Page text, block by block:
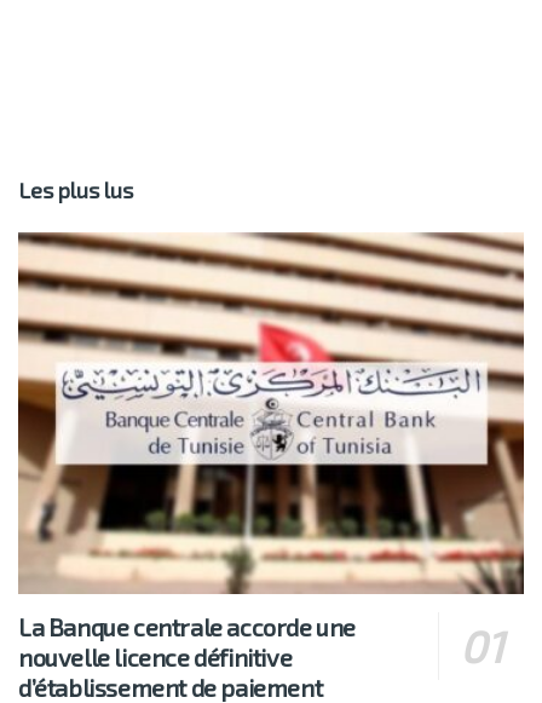
Les plus lus
La Banque centrale accorde une
nouvelle licence définitive
d’établissement de paiement